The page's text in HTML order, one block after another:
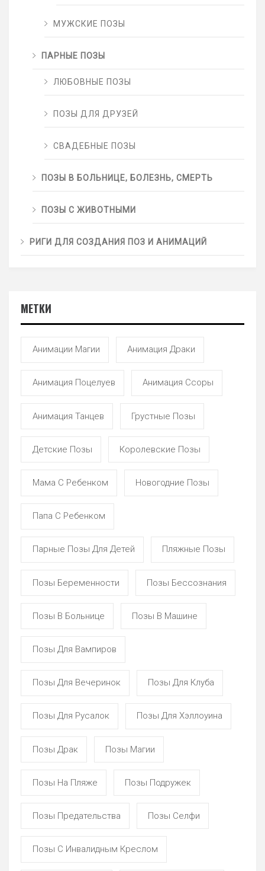
МУЖСКИЕ ПОЗЫ
ПАРНЫЕ ПОЗЫ
ЛЮБОВНЫЕ ПОЗЫ
ПОЗЫ ДЛЯ ДРУЗЕЙ
СВАДЕБНЫЕ ПОЗЫ
ПОЗЫ В БОЛЬНИЦЕ, БОЛЕЗНЬ, СМЕРТЬ
ПОЗЫ С ЖИВОТНЫМИ
РИГИ ДЛЯ СОЗДАНИЯ ПОЗ И АНИМАЦИЙ
МЕТКИ
Анимации Магии Анимация Драки
Анимация Поцелуев Анимация Ссоры
Анимация Танцев Грустные Позы
Детские Позы Королевские Позы
Мама С Ребенком Новогодние Позы
Папа С Ребенком
Парные Позы Для Детей Пляжные Позы
Позы Беременности Позы Бессознания
Позы В Больнице Позы В Машине
Позы Для Вампиров
Позы Для Вечеринок Позы Для Клуба
Позы Для Русалок Позы Для Хэллоуина
Позы Драк Позы Магии
Позы На Пляже Позы Подружек
Позы Предательства Позы Селфи
Позы С Инвалидным Креслом